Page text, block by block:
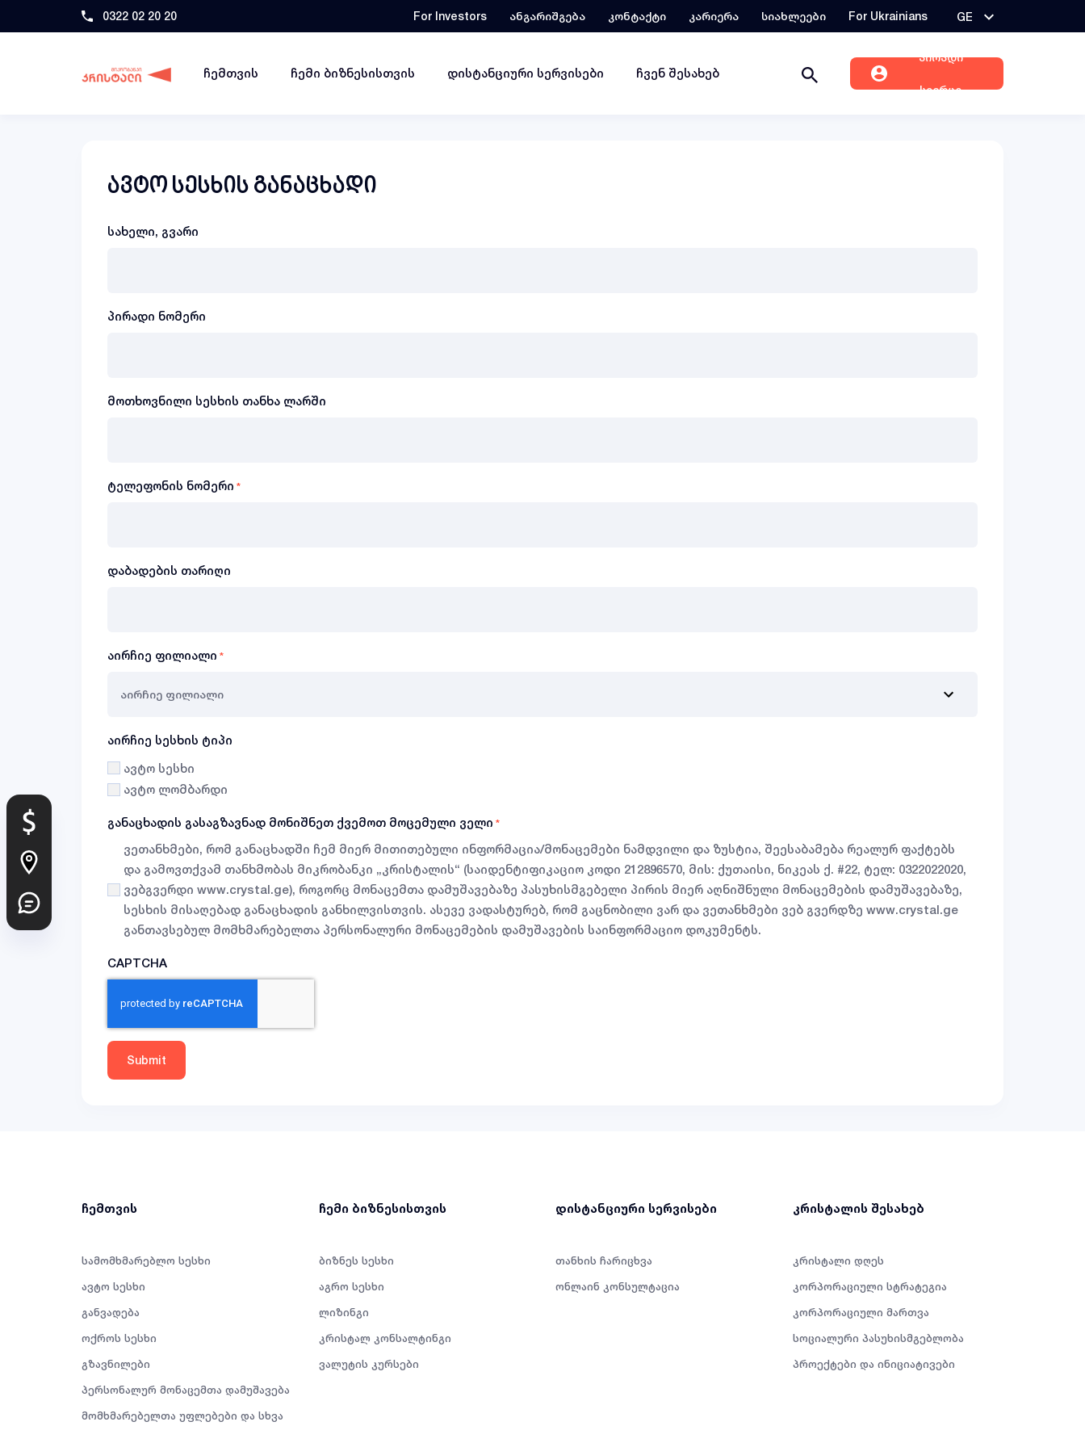
0322 02 20 20 For Investors ანგარიშგება კონტაქტი კარიერა სიახლეები For Ukrainians GE
ჩემთვის ჩემი ბიზნესისთვის დისტანციური სერვისები ჩვენ შესახებ
პირადი
სივრცე
ავტო სესხის განაცხადი
სახელი, გვარი
პირადი ნომერი
მოთხოვნილი სესხის თანხა ლარში
ტელეფონის ნომერი *
დაბადების თარიღი
აირჩიე ფილიალი *
აირჩიე სესხის ტიპი
ავტო სესხი
ავტო ლომბარდი
განაცხადის გასაგზავნად მონიშნეთ ქვემოთ მოცემული ველი *
ვეთანხმები, რომ განაცხადში ჩემ მიერ მითითებული ინფორმაცია/მონაცემები ნამდვილი და ზუსტია, შეესაბამება რეალურ ფაქტებს
და გამოვთქვამ თანხმობას მიკრობანკი „კრისტალის“ (საიდენტიფიკაციო კოდი 212896570, მის: ქუთაისი, ნიკეას ქ. #22, ტელ: 0322022020,
ვებგვერდი www.crystal.ge), როგორც მონაცემთა დამუშავებაზე პასუხისმგებელი პირის მიერ აღნიშნული მონაცემების დამუშავებაზე,
სესხის მისაღებად განაცხადის განხილვისთვის. ასევე ვადასტურებ, რომ გაცნობილი ვარ და ვეთანხმები ვებ გვერდზე www.crystal.ge
განთავსებულ მომხმარებელთა პერსონალური მონაცემების დამუშავების საინფორმაციო დოკუმენტს.
CAPTCHA
ჩემთვის
სამომხმარებლო სესხი
ავტო სესხი
განვადება
ოქროს სესხი
გზავნილები
პერსონალურ მონაცემთა დამუშავება
მომხმარებელთა უფლებები და სხვა
ჩემი ბიზნესისთვის
ბიზნეს სესხი
აგრო სესხი
ლიზინგი
კრისტალ კონსალტინგი
ვალუტის კურსები
დისტანციური სერვისები
თანხის ჩარიცხვა
ონლაინ კონსულტაცია
კრისტალის შესახებ
კრისტალი დღეს
კორპორაციული სტრატეგია
კორპორაციული მართვა
სოციალური პასუხისმგებლობა
პროექტები და ინიციატივები